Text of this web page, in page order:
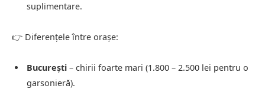
suplimentare.
👉 Diferențele între orașe:
București – chirii foarte mari (1.800 – 2.500 lei pentru o
garsonieră).